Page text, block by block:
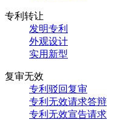
专利转让
发明专利
外观设计
实用新型
复审无效
专利驳回复审
专利无效请求答辩
专利无效宣告请求